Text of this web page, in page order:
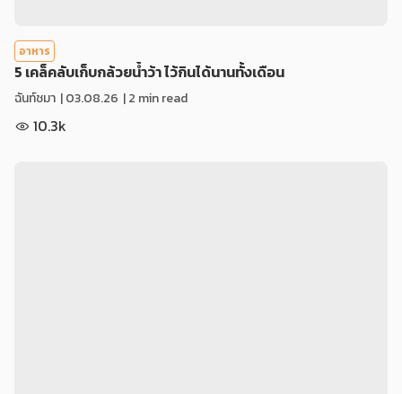
อาหาร
5 เคล็คลับเก็บกล้วยน้ำว้า ไว้กินได้นานทั้งเดือน
ฉันท์ชมา |03.08.26 | 2 min read
10.3k